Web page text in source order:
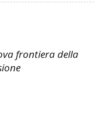
frontiera della